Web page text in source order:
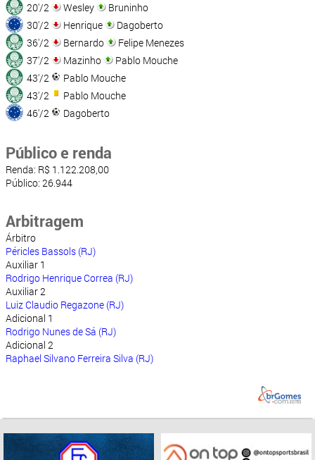
20'/2
Wesley
Bruninho
30'/2
Henrique
Dagoberto
36'/2
Bernardo
Felipe Menezes
37'/2
Mazinho
Pablo Mouche
43'/2
Pablo Mouche
43'/2
Pablo Mouche
46'/2
Dagoberto
Público e renda
Renda: R$ 1.122.208,00
Público: 26.944
Arbitragem
Árbitro
Péricles Bassols (RJ)
Auxiliar 1
Rodrigo Henrique Correa (RJ)
Auxiliar 2
Luiz Claudio Regazone (RJ)
Adicional 1
Rodrigo Nunes de Sá (RJ)
Adicional 2
Raphael Silvano Ferreira Silva (RJ)